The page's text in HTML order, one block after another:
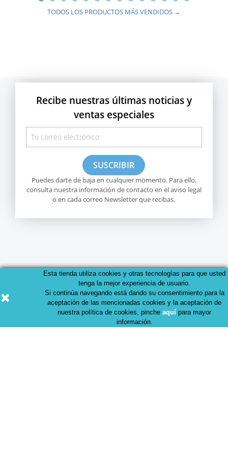
TODOS LOS PRODUCTOS MÁS VENDIDOS →
Recibe nuestras últimas noticias y
ventas especiales
Puedes darte de baja en cualquier momento. Para ello,
consulta nuestra información de contacto en el aviso legal
o en cada correo Newsletter que recibas.
Productos
Nuestra empresa
Esta tienda utiliza cookies y otras tecnologías para que usted
tenga la mejor experiencia de usuario.
Si continúa navegando está dando su consentimiento para la
aceptación de las mencionadas cookies y la aceptación de
nuestra política de cookies, pinche aquí para mayor
información.